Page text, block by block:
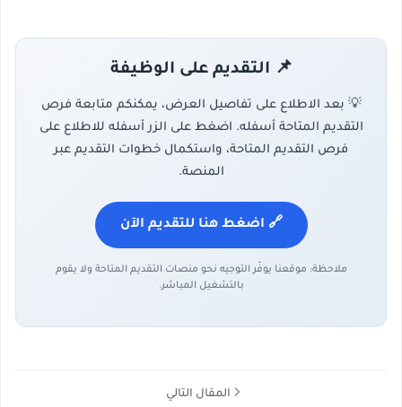
📌 التقديم على الوظيفة
💡 بعد الاطلاع على تفاصيل العرض، يمكنكم متابعة فرص
التقديم المتاحة أسفله. اضغط على الزر أسفله للاطلاع على
فرص التقديم المتاحة، واستكمال خطوات التقديم عبر
المنصة.
🔗 اضغط هنا للتقديم الآن
ملاحظة: موقعنا يوفّر التوجيه نحو منصات التقديم المتاحة ولا يقوم
بالتشغيل المباشر.
المقال التالي